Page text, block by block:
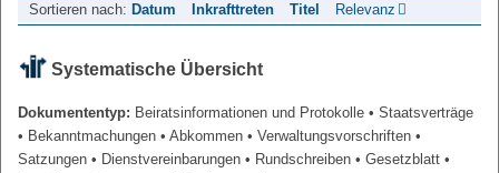
Sortieren nach: Datum Inkrafttreten Titel Relevanz
Systematische Übersicht
Dokumententyp: Beiratsinformationen und Protokolle • Staatsverträge
• Bekanntmachungen • Abkommen • Verwaltungsvorschriften •
Satzungen • Dienstvereinbarungen • Rundschreiben • Gesetzblatt •